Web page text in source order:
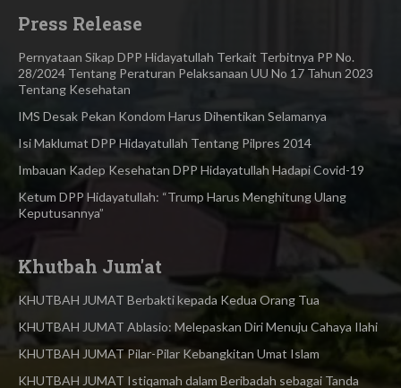
Press Release
Pernyataan Sikap DPP Hidayatullah Terkait Terbitnya PP No.
28/2024 Tentang Peraturan Pelaksanaan UU No 17 Tahun 2023
Tentang Kesehatan
IMS Desak Pekan Kondom Harus Dihentikan Selamanya
Isi Maklumat DPP Hidayatullah Tentang Pilpres 2014
Imbauan Kadep Kesehatan DPP Hidayatullah Hadapi Covid-19
Ketum DPP Hidayatullah: “Trump Harus Menghitung Ulang
Keputusannya”
Khutbah Jum'at
KHUTBAH JUMAT Berbakti kepada Kedua Orang Tua
KHUTBAH JUMAT Ablasio: Melepaskan Diri Menuju Cahaya Ilahi
KHUTBAH JUMAT Pilar-Pilar Kebangkitan Umat Islam
KHUTBAH JUMAT Istiqamah dalam Beribadah sebagai Tanda